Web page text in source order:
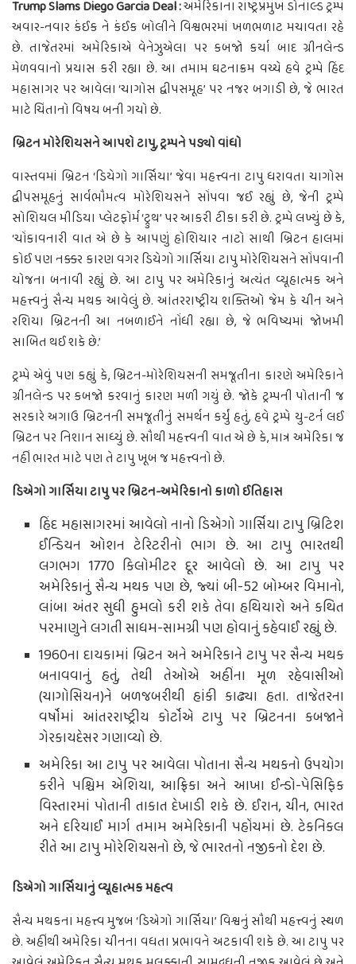
Trump Slams Diego Garcia Deal :અમેરિકાના રાષ્ટ્રપ્રમુખ ડોનાલ્ડ ટ્રમ્પ
અવાર-નવાર કંઈક ને કંઈક બોલીને વિશ્વભરમાં ખળભળાટ મચાવતા રહે
છે. તાજેતરમાં અમેરિકાએ વેનેઝુએલા પર કબજો કર્યા બાદ ગ્રીનલેન્ડ
મેળવવાનો પ્રયાસ કરી રહ્યા છે. આ તમામ ઘટનાક્રમ વચ્ચે હવે ટ્રમ્પે હિંદ
મહાસાગર પર આવેલા ‘ચાગોસ દ્વીપસમૂહ’ પર નજર બગાડી છે, જે ભારત
માટે ચિંતાનો વિષય બની ગયો છે.
બ્રિટન મોરેશિયસને આપશે ટાપુ, ટ્રમ્પને પડ્યો વાંધો
વાસ્તવમાં બ્રિટન ‘ડિયેગો ગાર્સિયા’ જેવા મહત્ત્વના ટાપુ ધરાવતા ચાગોસ
દ્વીપસમૂહનું સાર્વભૌમત્વ મોરેશિયસને સોંપવા જઈ રહ્યું છે, જેની ટ્રમ્પે
સોશિયલ મીડિયા પ્લેટફોર્મ ‘ટ્રુથ’ પર આકરી ટીકા કરી છે. ટ્રમ્પે લખ્યું છે કે,
‘ચોંકાવનારી વાત એ છે કે આપણું હોશિયાર નાટો સાથી બ્રિટન હાલમાં
કોઈ પણ નક્કર કારણ વગર ડિયેગો ગાર્સિયા ટાપુ મોરેશિયસને સોંપવાની
યોજના બનાવી રહ્યું છે. આ ટાપુ પર અમેરિકાનું અત્યંત વ્યૂહાત્મક અને
મહત્ત્વનું સૈન્ય મથક આવેલું છે. આંતરરાષ્ટ્રીય શક્તિઓ જેમ કે ચીન અને
રશિયા બ્રિટનની આ નબળાઈને નોંધી રહ્યા છે, જે ભવિષ્યમાં જોખમી
સાબિત થઈ શકે છે.’
ટ્રમ્પે એવું પણ કહ્યું કે, બ્રિટન-મોરેશિયસની સમજૂતીના કારણે અમેરિકાને
ગ્રીનલેન્ડ પર કબજો કરવાનું કારણ મળી ગયું છે. જોકે ટ્રમ્પની પોતાની જ
સરકારે અગાઉ બ્રિટનની સમજૂતીનું સમર્થન કર્યું હતું, હવે ટ્રમ્પે યુ-ટર્ન લઈ
બ્રિટન પર નિશાન સાધ્યું છે. સૌથી મહત્ત્વની વાત એ છે કે, માત્ર અમેરિકા જ
નહીં ભારત માટે પણ તે ટાપુ ખૂબ જ મહત્ત્વનો છે.
ડિએગો ગાર્સિયા ટાપુ પર બ્રિટન-અમેરિકાનો કાળો ઈતિહાસ
હિંદ મહાસાગરમાં આવેલો નાનો ડિએગો ગાર્સિયા ટાપુ બ્રિટિશ
ઈન્ડિયન ઓશન ટેરિટરીનો ભાગ છે. આ ટાપુ ભારતથી
લગભગ 1770 કિલોમીટર દૂર આવેલો છે. આ ટાપુ પર
અમેરિકાનું સૈન્ય મથક પણ છે, જ્યાં બી-52 બોમ્બર વિમાનો,
લાંબા અંતર સુધી હુમલો કરી શકે તેવા હથિયારો અને કથિત
પરમાણુને લગતી સાધમ-સામગ્રી પણ હોવાનું કહેવાઈ રહ્યું છે.
1960ના દાયકામાં બ્રિટન અને અમેરિકાને ટાપુ પર સૈન્ય મથક
બનાવવાનું હતું, તેથી તેઓએ અહીંના મૂળ રહેવાસીઓ
(ચાગોસિયન)ને બળજબરીથી હાંકી કાઢ્યા હતા. તાજેતરના
વર્ષોમાં આંતરરાષ્ટ્રીય કોર્ટોએ ટાપુ પર બ્રિટનના કબજાને
ગેરકાયદેસર ગણાવ્યો છે.
અમેરિકા આ ટાપુ પર આવેલા પોતાના સૈન્ય મથકનો ઉપયોગ
કરીને પશ્ચિમ એશિયા, આફ્રિકા અને આખા ઈન્ડો-પેસિફિક
વિસ્તારમાં પોતાની તાકાત દેખાડી શકે છે. ઈરાન, ચીન, ભારત
અને દરિયાઈ માર્ગ તમામ અમેરિકાની પહોંચમાં છે. ટેકનિકલ
રીતે આ ટાપુ મોરેશિયસનો છે, જે ભારતનો નજીકનો દેશ છે.
ડિએગો ગાર્સિયાનું વ્યૂહાત્મક મહત્વ
સૈન્ય મથકના મહત્ત્વ મુજબ ‘ડિએગો ગાર્સિયા’ વિશ્વનું સૌથી મહત્ત્વનું સ્થળ
છે. અહીંથી અમેરિકા ચીનના વધતા પ્રભાવને અટકાવી શકે છે. આ ટાપુ પર